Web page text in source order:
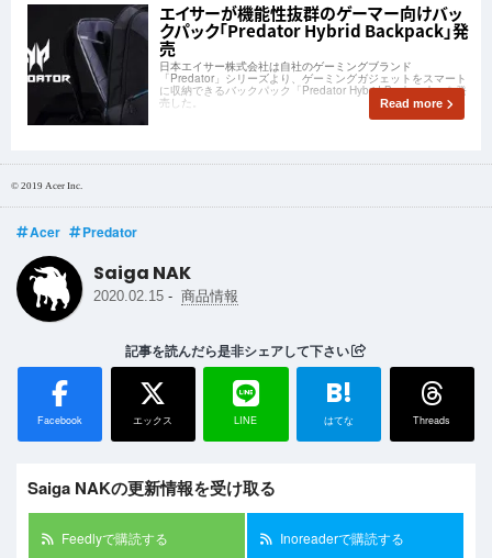
エイサーが機能性抜群のゲーマー向けバッ
クパック「Predator Hybrid Backpack」発
売
日本エイサー株式会社は自社のゲーミングブランド
「Predator」シリーズより、ゲーミングガジェットをスマート
に収納できるバックパック「Predator Hybrid Backpack」を発
売した。 Read more
© 2019 Acer Inc.
Acer Predator
Saiga NAK
2020.02.15 - 商品情報
記事を読んだら是非シェアして下さい
Facebook エックス LINE
B!
はてな Threads
Saiga NAKの更新情報を受け取る
Feedlyで購読する Inoreaderで購読する